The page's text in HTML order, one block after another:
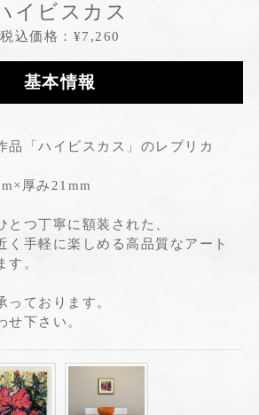
イビスカス
税込価格：¥7,260
基本情報
品「ハイビスカス」のレプリカ
厚み21mm
とつ丁寧に額装された、
く手軽に楽しめる高品質なアート
す。
っております。
せ下さい。